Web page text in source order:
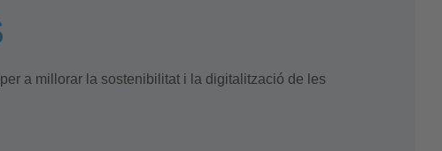
a millorar la sostenibilitat i la digitalització de les